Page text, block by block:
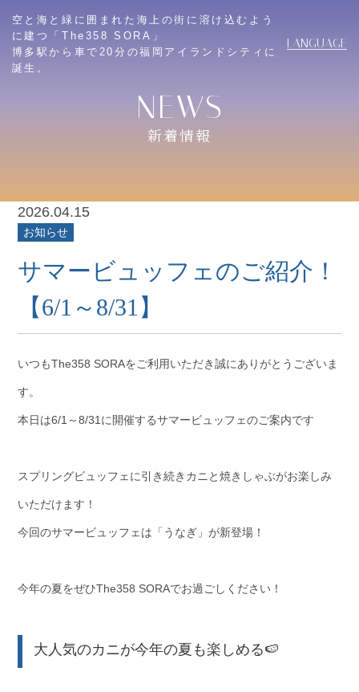
空と海と緑に囲まれた海上の街に溶け込むよう
に建つ「The358 SORA」
博多駅から車で20分の福岡アイランドシティに
誕生。
LANGUAGE
新着情報
2026.04.15
お知らせ
サマービュッフェのご紹介！
【6/1～8/31】
いつもThe358 SORAをご利用いただき誠にありがとうございま
す。
本日は6/1～8/31に開催するサマービュッフェのご案内です
スプリングビュッフェに引き続きカニと焼きしゃぶがお楽しみ
いただけます！
今回のサマービュッフェは「うなぎ」が新登場！
今年の夏をぜひThe358 SORAでお過ごしください！
大人気のカニが今年の夏も楽しめる🍉